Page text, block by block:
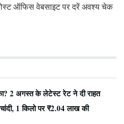
ऑफिस वेबसाइट पर दरें अवश्य चेक
2 अगस्त के लेटेस्ट रेट ने दी राहत
1 किलो पर ₹2.04 लाख की